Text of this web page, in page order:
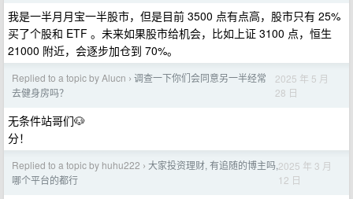
我是一半月月宝一半股市，但是目前 3500 点有点高，股市只有 25%
买了个股和 ETF 。未来如果股市给机会，比如上证 3100 点，恒生
21000 附近，会逐步加仓到 70%。
Replied to a topic by Alucn › 调查一下你们会同意另一半经常
去健身房吗？
2025 年 5 月
28 日
无条件站哥们🐶
分！
Replied to a topic by huhu222 › 大家投资理财, 有追随的博主吗,
哪个平台的都行
2025 年 3 月
12 日